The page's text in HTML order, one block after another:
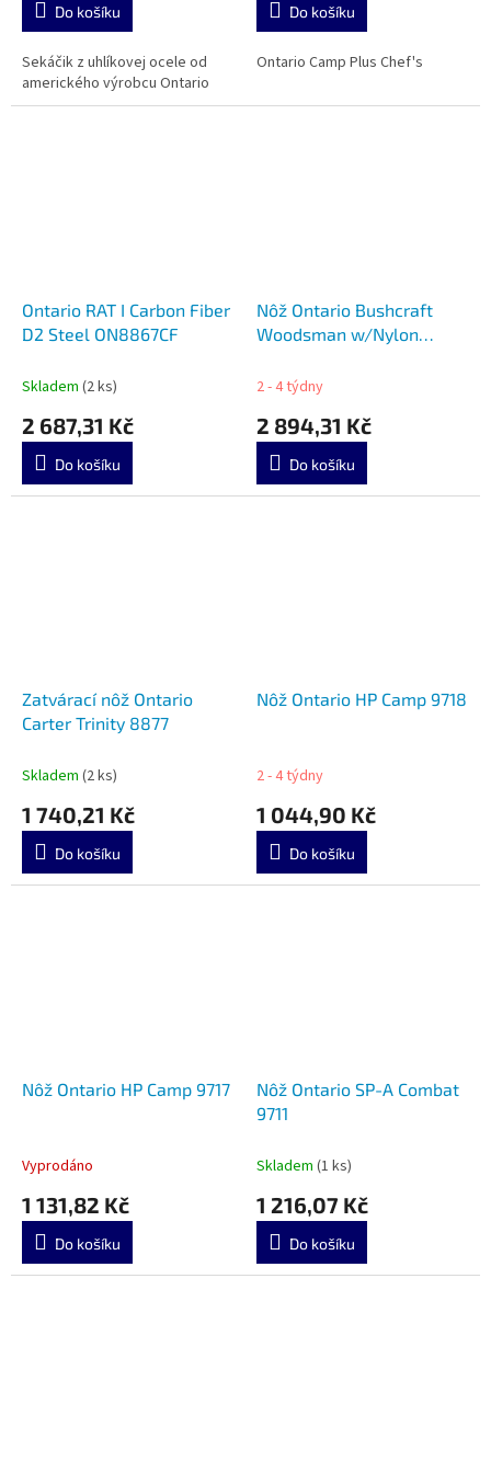
Do košíku
Sekáčik z uhlíkovej ocele od
amerického výrobcu Ontario
Do košíku
Ontario Camp Plus Chef's
Ontario RAT I Carbon Fiber
D2 Steel ON8867CF
Skladem (2 ks)
2 687,31 Kč
Do košíku
Nôž Ontario Bushcraft
Woodsman w/Nylon
2 - 4 týdny
2 894,31 Kč
Do košíku
Zatvárací nôž Ontario
Carter Trinity 8877
Skladem (2 ks)
1 740,21 Kč
Do košíku
Nôž Ontario HP Camp 9718
2 - 4 týdny
1 044,90 Kč
Do košíku
Nôž Ontario HP Camp 9717
Vyprodáno
1 131,82 Kč
Do košíku
Nôž Ontario SP-A Combat
9711
Skladem (1 ks)
1 216,07 Kč
Do košíku